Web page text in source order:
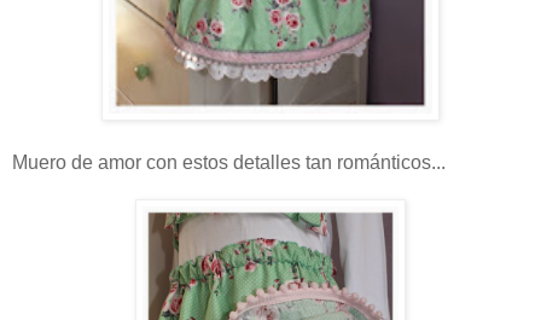
Muero de amor con estos detalles tan románticos...